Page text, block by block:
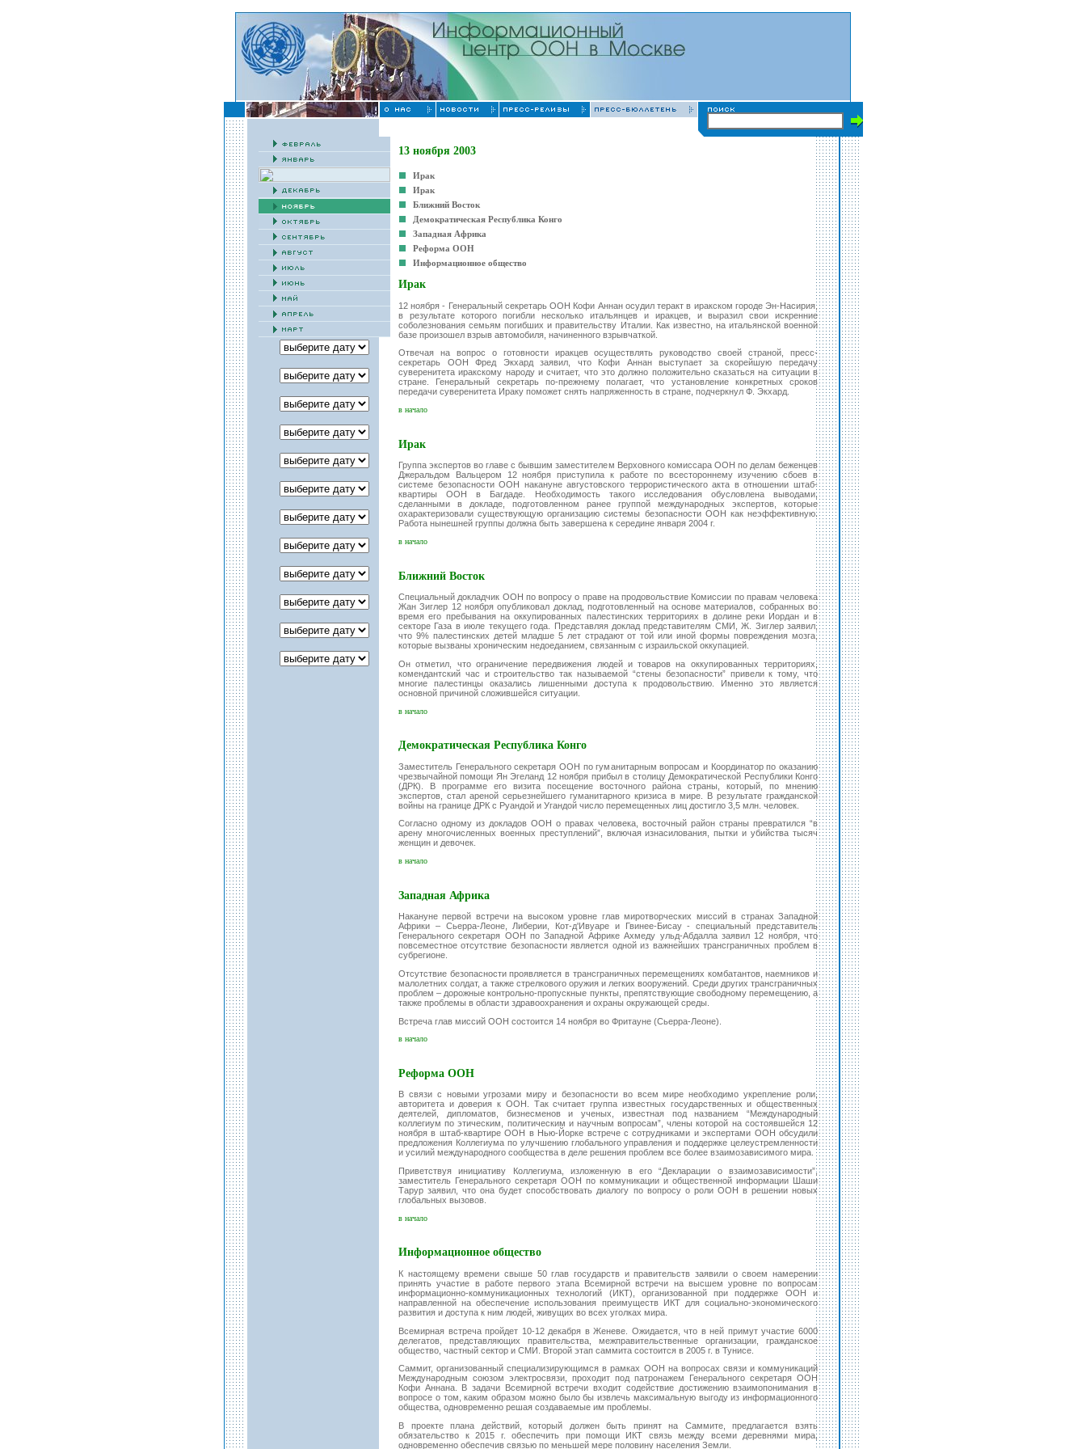
13 ноября 2003
Ирак
Ирак
Ближний Восток
Демократическая Республика Конго
Западная Африка
Реформа ООН
Информационное общество
Ирак
12 ноября - Генеральный секретарь ООН Кофи Аннан осудил теракт в иракском городе Эн-Насирия,
в результате которого погибли несколько итальянцев и иракцев, и выразил свои искренние
соболезнования семьям погибших и правительству Италии. Как известно, на итальянской военной
базе произошел взрыв автомобиля, начиненного взрывчаткой.
Отвечая на вопрос о готовности иракцев осуществлять руководство своей страной, пресс-
секретарь ООН Фред Экхард заявил, что Кофи Аннан выступает за скорейшую передачу
суверенитета иракскому народу и считает, что это должно положительно сказаться на ситуации в
стране. Генеральный секретарь по-прежнему полагает, что установление конкретных сроков
передачи суверенитета Ираку поможет снять напряженность в стране, подчеркнул Ф. Экхард.
в начало
Ирак
Группа экспертов во главе с бывшим заместителем Верховного комиссара ООН по делам беженцев
Джеральдом Вальцером 12 ноября приступила к работе по всестороннему изучению сбоев в
системе безопасности ООН накануне августовского террористического акта в отношении штаб-
квартиры ООН в Багдаде. Необходимость такого исследования обусловлена выводами,
сделанными в докладе, подготовленном ранее группой международных экспертов, которые
охарактеризовали существующую организацию системы безопасности ООН как неэффективную.
Работа нынешней группы должна быть завершена к середине января 2004 г.
в начало
Ближний Восток
Специальный докладчик ООН по вопросу о праве на продовольствие Комиссии по правам человека
Жан Зиглер 12 ноября опубликовал доклад, подготовленный на основе материалов, собранных во
время его пребывания на оккупированных палестинских территориях в долине реки Иордан и в
секторе Газа в июле текущего года. Представляя доклад представителям СМИ, Ж. Зиглер заявил,
что 9% палестинских детей младше 5 лет страдают от той или иной формы повреждения мозга,
которые вызваны хроническим недоеданием, связанным с израильской оккупацией.
Он отметил, что ограничение передвижения людей и товаров на оккупированных территориях,
комендантский час и строительство так называемой “стены безопасности” привели к тому, что
многие палестинцы оказались лишенными доступа к продовольствию. Именно это является
основной причиной сложившейся ситуации.
в начало
Демократическая Республика Конго
Заместитель Генерального секретаря ООН по гуманитарным вопросам и Координатор по оказанию
чрезвычайной помощи Ян Эгеланд 12 ноября прибыл в столицу Демократической Республики Конго
(ДРК). В программе его визита посещение восточного района страны, который, по мнению
экспертов, стал ареной серьезнейшего гуманитарного кризиса в мире. В результате гражданской
войны на границе ДРК с Руандой и Угандой число перемещенных лиц достигло 3,5 млн. человек.
Согласно одному из докладов ООН о правах человека, восточный район страны превратился “в
арену многочисленных военных преступлений”, включая изнасилования, пытки и убийства тысяч
женщин и девочек.
в начало
Западная Африка
Накануне первой встречи на высоком уровне глав миротворческих миссий в странах Западной
Африки – Сьерра-Леоне, Либерии, Кот-д'Ивуаре и Гвинее-Бисау - специальный представитель
Генерального секретаря ООН по Западной Африке Ахмеду ульд-Абдалла заявил 12 ноября, что
повсеместное отсутствие безопасности является одной из важнейших трансграничных проблем в
субрегионе.
Отсутствие безопасности проявляется в трансграничных перемещениях комбатантов, наемников и
малолетних солдат, а также стрелкового оружия и легких вооружений. Среди других трансграничных
проблем – дорожные контрольно-пропускные пункты, препятствующие свободному перемещению, а
также проблемы в области здравоохранения и охраны окружающей среды.
Встреча глав миссий ООН состоится 14 ноября во Фритауне (Сьерра-Леоне).
в начало
Реформа ООН
В связи с новыми угрозами миру и безопасности во всем мире необходимо укрепление роли,
авторитета и доверия к ООН. Так считает группа известных государственных и общественных
деятелей, дипломатов, бизнесменов и ученых, известная под названием “Международный
коллегиум по этическим, политическим и научным вопросам”, члены которой на состоявшейся 12
ноября в штаб-квартире ООН в Нью-Йорке встрече с сотрудниками и экспертами ООН обсудили
предложения Коллегиума по улучшению глобального управления и поддержке целеустремленности
и усилий международного сообщества в деле решения проблем все более взаимозависимого мира.
Приветствуя инициативу Коллегиума, изложенную в его “Декларации о взаимозависимости”,
заместитель Генерального секретаря ООН по коммуникации и общественной информации Шаши
Тарур заявил, что она будет способствовать диалогу по вопросу о роли ООН в решении новых
глобальных вызовов.
в начало
Информационное общество
К настоящему времени свыше 50 глав государств и правительств заявили о своем намерении
принять участие в работе первого этапа Всемирной встречи на высшем уровне по вопросам
информационно-коммуникационных технологий (ИКТ), организованной при поддержке ООН и
направленной на обеспечение использования преимуществ ИКТ для социально-экономического
развития и доступа к ним людей, живущих во всех уголках мира.
Всемирная встреча пройдет 10-12 декабря в Женеве. Ожидается, что в ней примут участие 6000
делегатов, представляющих правительства, межправительственные организации, гражданское
общество, частный сектор и СМИ. Второй этап саммита состоится в 2005 г. в Тунисе.
Саммит, организованный специализирующимся в рамках ООН на вопросах связи и коммуникаций
Международным союзом электросвязи, проходит под патронажем Генерального секретаря ООН
Кофи Аннана. В задачи Всемирной встречи входит содействие достижению взаимопонимания в
вопросе о том, каким образом можно было бы извлечь максимальную выгоду из информационного
общества, одновременно решая создаваемые им проблемы.
В проекте плана действий, который должен быть принят на Саммите, предлагается взять
обязательство к 2015 г. обеспечить при помощи ИКТ связь между всеми деревнями мира,
одновременно обеспечив связью по меньшей мере половину населения Земли.